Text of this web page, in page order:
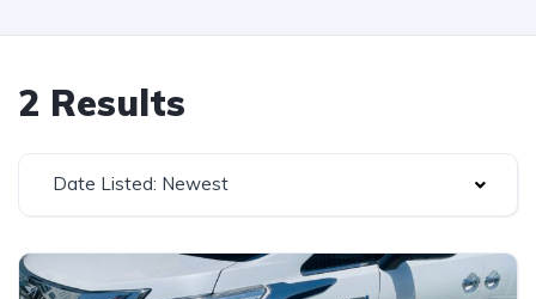
2 Results
Date Listed: Newest